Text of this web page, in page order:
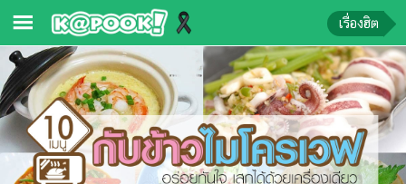
ข่าว-
ความ
รู้
ข่าว
เรื่องฮิต